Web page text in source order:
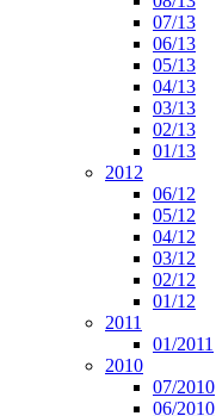
07/13
06/13
05/13
04/13
03/13
02/13
01/13
2012
06/12
05/12
04/12
03/12
02/12
01/12
2011
01/2011
2010
07/2010
06/2010